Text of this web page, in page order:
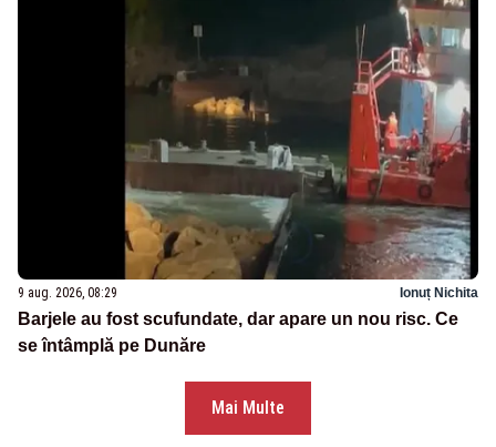
9 aug. 2026, 08:29 Ionuț Nichita
Barjele au fost scufundate, dar apare un nou risc. Ce
se întâmplă pe Dunăre
Mai Multe